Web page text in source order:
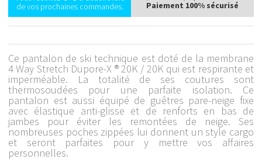
de vos prochaines commandes.
Paiement 100% sécurisé
Ce pantalon de ski technique est doté de la membrane
4 Way Stretch Dupore-X ® 20K / 20K qui est respirante et
imperméable. La totalité de ses coutures sont
thermosoudées pour une parfaite isolation. Ce
pantalon est aussi équipé de guêtres pare-neige fixe
avec élastique anti-glisse et de renforts en bas de
jambes pour éviter les remontées de neige. Ses
nombreuses poches zippées lui donnent un style cargo
et seront parfaites pour y mettre vos affaires
personnelles.